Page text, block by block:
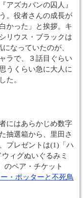
アズカバンの囚人』
。役者さんの成長が
かった」と挨拶。キ
リウス・ブラックは
なっていたのが、
ラで、３話目ぐらい
うくらい急に大人に
た。
にはあらかじめ数字
抽選箱から、里田さ
プレゼントは(1)「ハ
ィグぬいぐるみミ
のペア・チケット
・ポッターと不死鳥